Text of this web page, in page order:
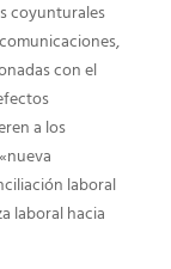
coyunturales
con el
a los
laboral
laboral hacia